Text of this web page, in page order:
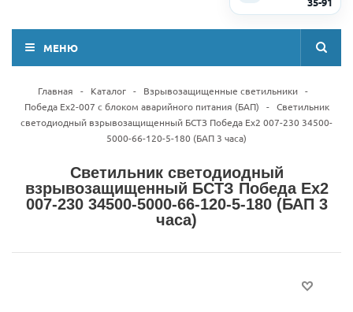
МЕНЮ
Главная - Каталог - Взрывозащищенные светильники -
Победа Ex2-007 с блоком аварийного питания (БАП)
- Светильник
светодиодный взрывозащищенный БСТЗ Победа Ex2 007-230 34500-
5000-66-120-5-180 (БАП 3 часа)
Светильник светодиодный
взрывозащищенный БСТЗ Победа Ex2
007-230 34500-5000-66-120-5-180 (БАП 3
часа)